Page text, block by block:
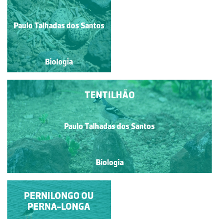
BLACKBIRD
Paulo Talhadas dos Santos
Biologia
TENTILHÃO
Paulo Talhadas dos Santos
Biologia
Paulo Talhadas dos Santos
Biologia
ÍBIS-PRETO
PERNILONGO OU
PERNA-LONGA